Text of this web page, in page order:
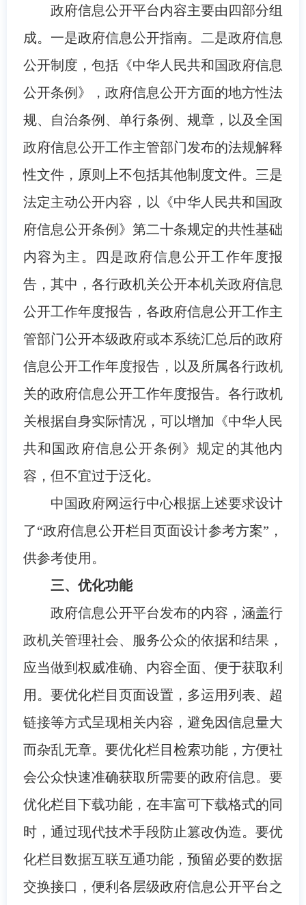
政府信息公开平台内容主要由四部分组
成。一是政府信息公开指南。二是政府信息
公开制度，包括《中华人民共和国政府信息
公开条例》，政府信息公开方面的地方性法
规、自治条例、单行条例、规章，以及全国
政府信息公开工作主管部门发布的法规解释
性文件，原则上不包括其他制度文件。三是
法定主动公开内容，以《中华人民共和国政
府信息公开条例》第二十条规定的共性基础
内容为主。四是政府信息公开工作年度报
告，其中，各行政机关公开本机关政府信息
公开工作年度报告，各政府信息公开工作主
管部门公开本级政府或本系统汇总后的政府
信息公开工作年度报告，以及所属各行政机
关的政府信息公开工作年度报告。各行政机
关根据自身实际情况，可以增加《中华人民
共和国政府信息公开条例》规定的其他内
容，但不宜过于泛化。
中国政府网运行中心根据上述要求设计
了“政府信息公开栏目页面设计参考方案”，
供参考使用。
三、优化功能
政府信息公开平台发布的内容，涵盖行
政机关管理社会、服务公众的依据和结果，
应当做到权威准确、内容全面、便于获取利
用。要优化栏目页面设置，多运用列表、超
链接等方式呈现相关内容，避免因信息量大
而杂乱无章。要优化栏目检索功能，方便社
会公众快速准确获取所需要的政府信息。要
优化栏目下载功能，在丰富可下载格式的同
时，通过现代技术手段防止篡改伪造。要优
化栏目数据互联互通功能，预留必要的数据
交换接口，便利各层级政府信息公开平台之